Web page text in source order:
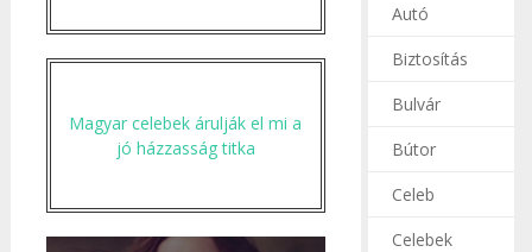
Magyar celebek árulják el mi a
jó házzasság titka
Autó
Biztosítás
Bulvár
Bútor
Celeb
Celebek